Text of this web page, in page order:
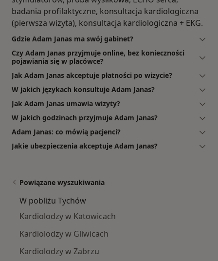
badania profilaktyczne, konsultacja kardiologiczna
(pierwsza wizyta), konsultacja kardiologiczna + EKG.
Gdzie Adam Janas ma swój gabinet?
Czy Adam Janas przyjmuje online, bez konieczności
pojawiania się w placówce?
Jak Adam Janas akceptuje płatności po wizycie?
W jakich językach konsultuje Adam Janas?
Jak Adam Janas umawia wizyty?
W jakich godzinach przyjmuje Adam Janas?
Adam Janas: co mówią pacjenci?
Jakie ubezpieczenia akceptuje Adam Janas?
Powiązane wyszukiwania
W pobliżu Tychów
Kardiolodzy w Katowicach
Kardiolodzy w Gliwicach
Kardiolodzy w Zabrzu